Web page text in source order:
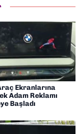
dair
Takipte kalın!
Ekranlarına
Adam Reklamı
Başladı